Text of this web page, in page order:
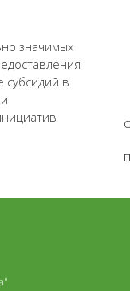
значимых
субсидий в